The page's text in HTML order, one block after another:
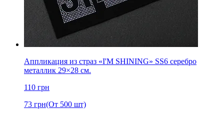
Аппликация из страз «I'M SHINING» SS6 серебро
металлик 29×28 см.
110 грн
73 грн(От 500 шт)